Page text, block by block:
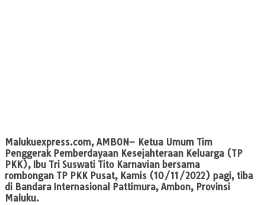
Malukuexpress.com, AMBON– Ketua Umum Tim
Penggerak Pemberdayaan Kesejahteraan Keluarga (TP
PKK), Ibu Tri Suswati Tito Karnavian bersama
rombongan TP PKK Pusat, Kamis (10/11/2022) pagi, tiba
di Bandara Internasional Pattimura, Ambon, Provinsi
Maluku.